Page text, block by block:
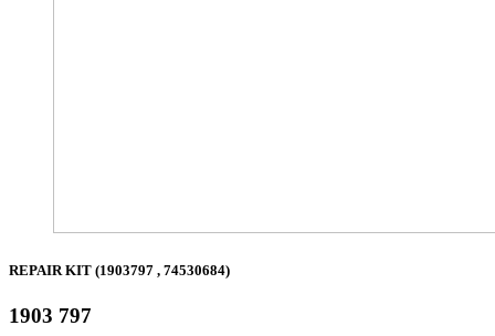
REPAIR KIT (1903797 , 74530684)
1903 797